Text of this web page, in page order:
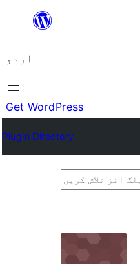
چھوڑیں
پر
جائیں
اردو
Get WordPress
Plugin Directory
پلگ
کریں